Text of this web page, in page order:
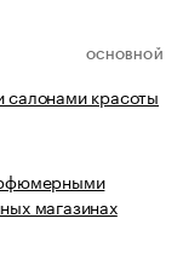
ОСНОВНОЙ
салонами красоты
магазинах